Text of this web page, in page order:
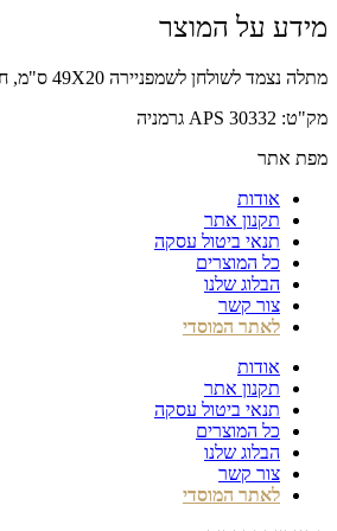
היה:
₪452.00.
הוא:
₪380.00.
מידע על המוצר
מתלה נצמד לשולחן לשמפניירה 49X20 ס"מ, חוסך מקום על השולחן.
מק"ט: 30332 APS גרמניה
מפת אתר
אודות
תקנון אתר
תנאי ביטול עסקה
כל המוצרים
הבלוג שלנו
צור קשר
לאתר המוסדי
אודות
תקנון אתר
תנאי ביטול עסקה
כל המוצרים
הבלוג שלנו
צור קשר
לאתר המוסדי